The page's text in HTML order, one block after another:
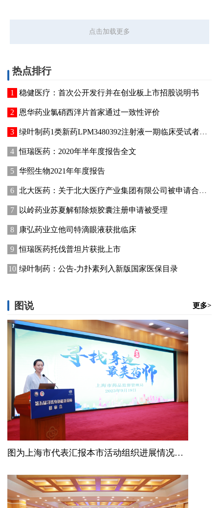
点击加载更多
热点排行
稳健医疗：首次公开发行并在创业板上市招股说明书
恩华药业氯硝西泮片首家通过一致性评价
绿叶制药1类新药LPM3480392注射液一期临床受试者入组
恒瑞医药：2020年半年度报告全文
华熙生物2021年年度报告
北大医药：关于北大医疗产业集团有限公司被申请合并重整的公告
以岭药业苏夏解郁除烦胶囊注册申请被受理
康弘药业立他司特滴眼液获批临床
恒瑞医药托伐普坦片获批上市
绿叶制药：公告-力扑素列入新版国家医保目录
图说 更多>
图为上海市代表汇报本市活动组织进展情况及推荐参加活动的药师事迹。